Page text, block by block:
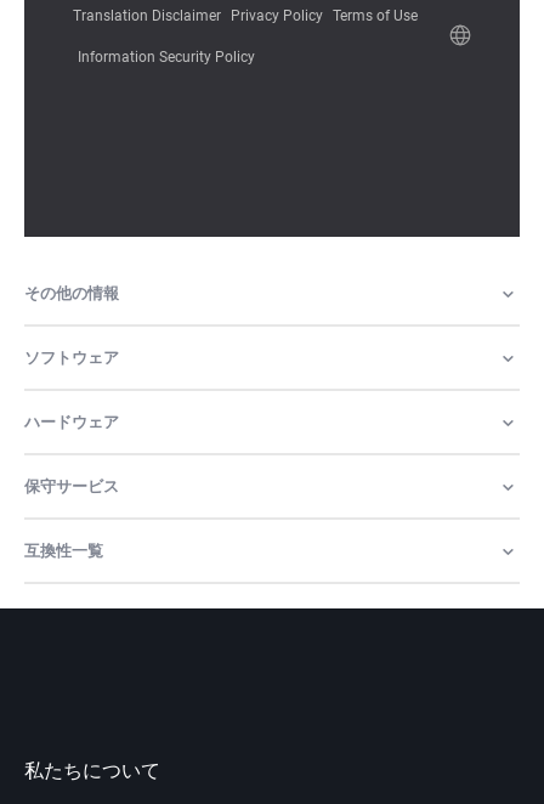
その他の情報
ソフトウェア
ハードウェア
保守サービス
互換性一覧
私たちについて